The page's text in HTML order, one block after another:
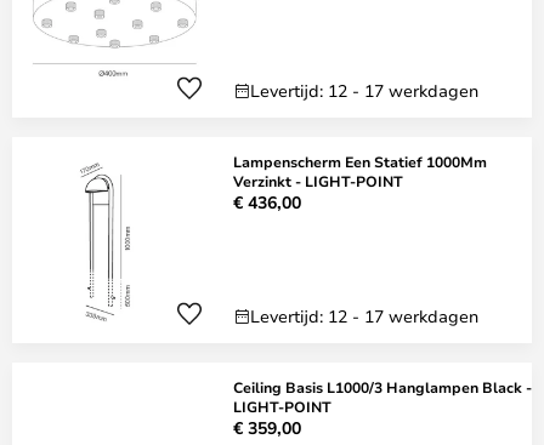
Levertijd: 12 - 17 werkdagen
Lampenscherm Een Statief 1000Mm
Verzinkt - LIGHT-POINT
€ 436,00
Levertijd: 12 - 17 werkdagen
Ceiling Basis L1000/3 Hanglampen Black -
LIGHT-POINT
€ 359,00